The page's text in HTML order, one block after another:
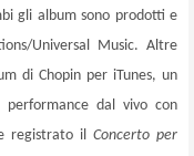
gli album sono prodotti e
Universal Music. Altre
di Chopin per iTunes, un
dal vivo con
registrato il Concerto per